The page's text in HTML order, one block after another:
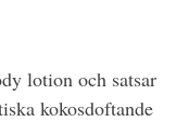
lotion och satsar
kokosdoftande